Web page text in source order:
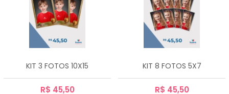
KIT 3 FOTOS 10X15
R$ 45,50
KIT 8 FOTOS 5X7
R$ 45,50